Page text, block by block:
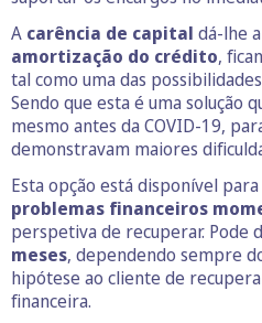
A carência de capital dá-lhe
amortização do crédito,
tal como uma das
Sendo que esta é uma solução
mesmo antes da COVID-19,
demonstravam maiores
Esta opção está disponível
problemas financeiros
perspetiva de recuperar. Pode
meses, dependendo sempre
hipótese ao cliente de
financeira.